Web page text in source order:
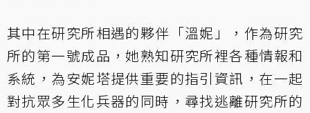
其中在研究所相遇的夥伴「溫妮」，作為研究
所的第一號成品，她熟知研究所裡各種情報和
系統，為安妮塔提供重要的指引資訊，在一起
對抗眾多生化兵器的同時，尋找逃離研究所的